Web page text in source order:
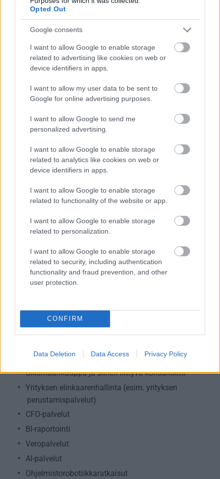
Opted Out
Google consents
I want to allow Google to enable storage
related to advertising like cookies on web or
device identifiers in apps.
I want to allow my user data to be sent to
Google for online advertising purposes.
I want to allow Google to send me
personalized advertising.
I want to allow Google to enable storage
related to analytics like cookies on web or
device identifiers in apps.
I want to allow Google to enable storage
related to functionality of the website or app.
I want to allow Google to enable storage
related to personalization.
I want to allow Google to enable storage
related to security, including authentication
functionality and fraud prevention, and other
user protection.
CONFIRM
Data Deletion Data Access Privacy Policy
Teollisuus
Terveys- ja sosiaalipalvelut
Yhdistykset ja järjestöt
Taide- ja kulttuuriala
Urheiluseurat
Kaupan ala
Palvelutarjonta
ALV-laskelmat, ilmoitukset verottajalle ja
tilinpäätökset
Henkilöstöhallinnon palvelut
Konserneihin liittyvät palvelut
Lakisääteinen kirjanpito
Liiketoiminnan kehittämispalvelut (esim.
verosuunnittelu)
Myyntilaskuihin liittyvät palvelut
Ostolaskuihin liittyvät palvelut
Palkkahallinnon palvelut
Talouskonsultointi (esim. tunnuslukujen
tulkitseminen, budjetointi ja ennusteet)
Ulkoinen laskenta
Ulkomaankauppa ja siihen liittyvä konsultointi
Yrityksen elinkaarenhallinta (esim. yrityksen
perustamispalvelut)
CFO-palvelut
BI-raportointi
Veropalvelut
AI-palvelut
Ohjelmistorobotiikkaratkaisut